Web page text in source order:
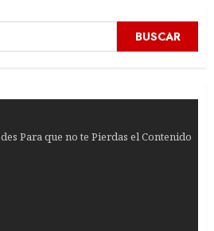
Para que no te Pierdas el Contenido